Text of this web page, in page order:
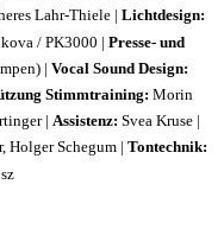
Lahr-Thiele | Lichtdesign:
/ PK3000 | Presse- und
| Vocal Sound Design:
Stimmtraining: Morin
| Assistenz: Svea Kruse |
Holger Schegum | Tontechnik: